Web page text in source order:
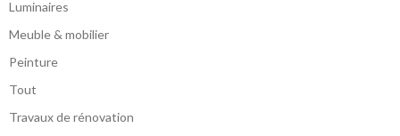
Luminaires
Meuble & mobilier
Peinture
Tout
Travaux de rénovation